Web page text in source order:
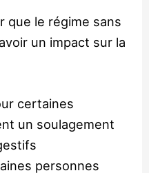
que le régime sans
un impact sur la
certaines
un soulagement
personnes